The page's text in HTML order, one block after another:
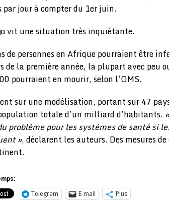
jour à compter du 1er juin.
vit une situation très inquiétante.
de personnes en Afrique pourraient être
de la première année, la plupart avec peu
pourraient en mourir, selon l’OMS.
sur une modélisation, portant sur 47
totale d’un milliard d’habitants.
problème pour les systèmes de santé si
», déclarent les auteurs. Des mesures
Telegram E-mail Plus